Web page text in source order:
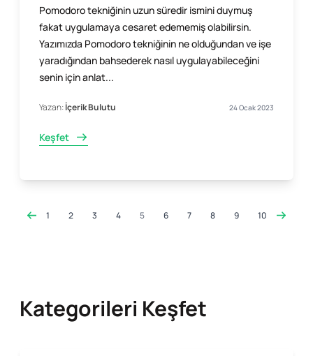
Pomodoro tekniğinin uzun süredir ismini duymuş
fakat uygulamaya cesaret edememiş olabilirsin.
Yazımızda Pomodoro tekniğinin ne olduğundan ve işe
yaradığından bahsederek nasıl uygulayabileceğini
senin için anlat...
Yazan:İçerik Bulutu 24 Ocak 2023
Keşfet
1 2 3 4 5 6 7 8 9 10
Kategorileri Keşfet